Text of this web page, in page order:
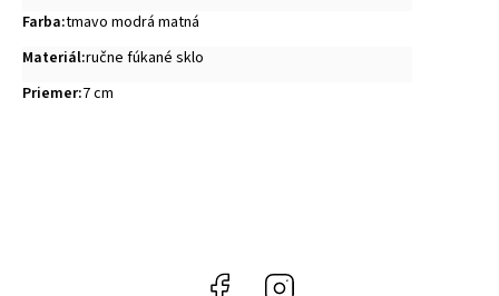
Farba:tmavo modrá matná
Materiál:ručne fúkané sklo
Priemer:7 cm
Facebook